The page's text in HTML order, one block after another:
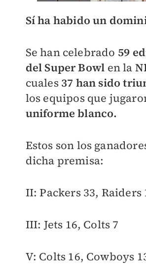
Sí ha habido un
Se han celebrado 59
del Super Bowl en la
cuales 37 han sido
los equipos que
uniforme blanco.
Estos son los
dicha premisa:
II: Packers 33, Raiders
III: Jets 16, Colts 7
V: Colts 16, Cowboys